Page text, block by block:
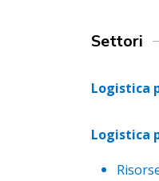
Settori
Logistica
Logistica